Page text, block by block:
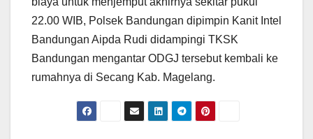
22.00 WIB, Polsek Bandungan dipimpin Kanit Intel
Bandungan Aipda Rudi didampingi TKSK
Bandungan mengantar ODGJ tersebut kembali ke
rumahnya di Secang Kab. Magelang.